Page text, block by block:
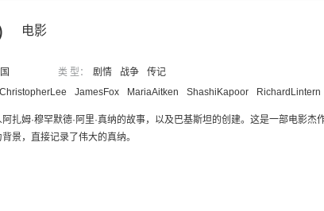
电影
类 型： 剧情 战争
传记
ChristopherLee JamesFox MariaAitken ShashiKapoor RichardLintern
扎姆·穆罕默德·阿里·真纳的故事，以及巴基斯坦的创建。这是一部电影
景，直接记录了伟大的真纳。